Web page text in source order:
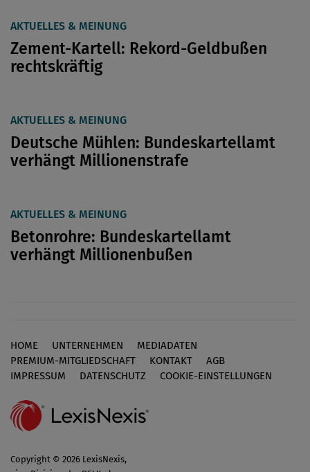
AKTUELLES & MEINUNG
Zement-Kartell: Rekord-Geldbußen
rechtskräftig
AKTUELLES & MEINUNG
Deutsche Mühlen: Bundeskartellamt
verhängt Millionenstrafe
AKTUELLES & MEINUNG
Betonrohre: Bundeskartellamt
verhängt Millionenbußen
Footer
HOME UNTERNEHMEN
MEDIADATEN
PREMIUM-MITGLIEDSCHAFT
KONTAKT
AGB
IMPRESSUM
DATENSCHUTZ COOKIE-EINSTELLUNGEN
Copyright © 2026 LexisNexis,